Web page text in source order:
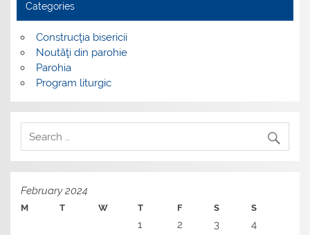
Categories
Construcţia bisericii
Noutăţi din parohie
Parohia
Program liturgic
February 2024
M T W T F S S
1 2 3 4